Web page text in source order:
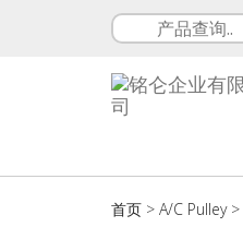
首页 > A/C Pulley>